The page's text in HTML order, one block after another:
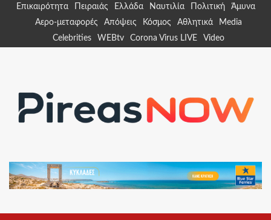
Επικαιρότητα Πειραιάς Ελλάδα Ναυτιλία Πολιτική
Άμυνα
Αερο-μεταφορές
Απόψεις Κόσμος Αθλητικά
Media
Celebrities
WEBtv Corona Virus LIVE Video